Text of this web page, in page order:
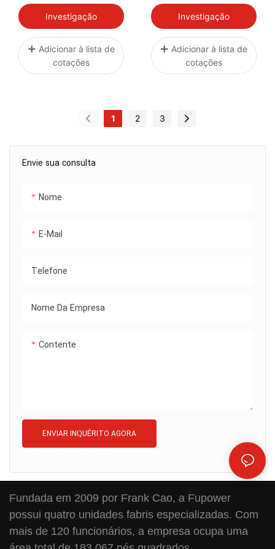
Envie sua consulta
Nome
E-Mail
Telefone
Nome Da Empresa
Contente
ENVIAR INQUÉRITO AGORA
Investigação
Adicionar à lista de
cotações
Investigação
Adicionar à lista de
cotações
1 2 3
Fundada em 2009 por Frank Cao, a Fupower
possui quatro unidades fabris especializadas. Com
mais de 120 funcionários, a empresa ocupa uma